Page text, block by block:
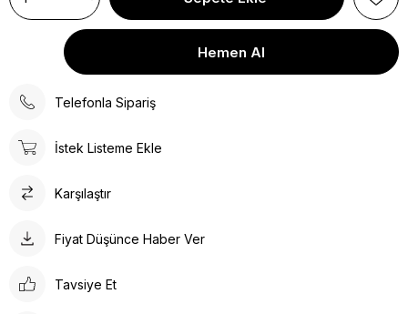
Telefonla Sipariş
İstek Listeme Ekle
Karşılaştır
Fiyat Düşünce Haber Ver
Tavsiye Et